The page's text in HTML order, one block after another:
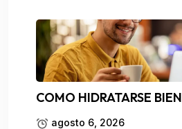
COMO HIDRATARSE BIEN
agosto 6, 2026